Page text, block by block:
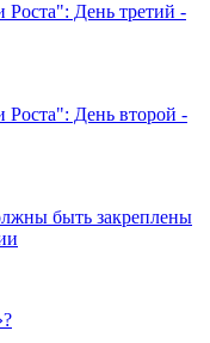
День третий -
День второй -
быть закреплены